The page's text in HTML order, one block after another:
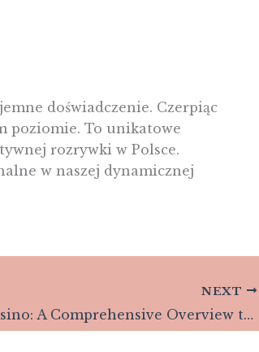
doświadczenie. Czerpiąc
poziomie. To unikatowe
rozrywki w Polsce.
w naszej dynamicznej
NEXT
Best Bitcoin Online Casino: A Comprehensive Overview to Bitcoin Gaming